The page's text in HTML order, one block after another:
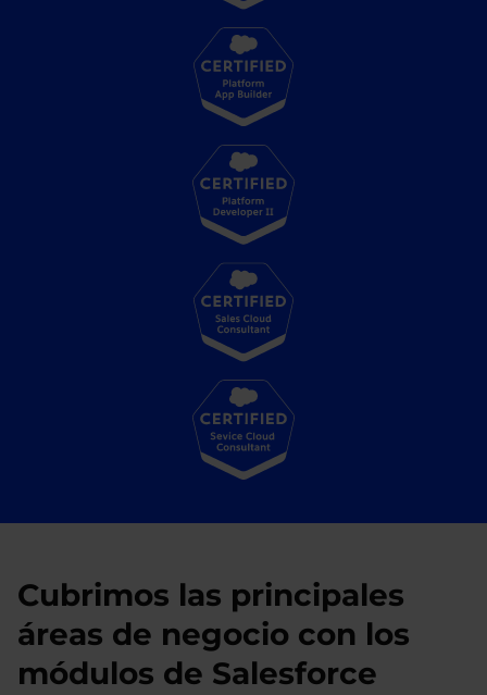
Cubrimos las principales
áreas de negocio con los
módulos de Salesforce